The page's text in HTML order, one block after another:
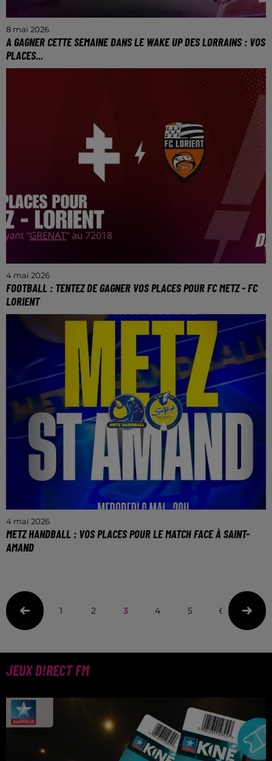
8 mai 2026
A GAGNER CETTE SEMAINE DANS LE WAKE UP DES LORRAINS : VOS
PLACES...
Venez jouer avec nous à partir de ce mardi avec
4 mai 2026
FOOTBALL : TENTEZ DE GAGNER VOS PLACES POUR FC METZ - FC
LORIENT
Le dimanche 10 mai à 21h au stade Saint-
Symphorien.
4 mai 2026
METZ HANDBALL : VOS PLACES POUR LE MATCH FACE À SAINT-
AMAND
1 2 3 4 5 6
JEUX D!RECT FM